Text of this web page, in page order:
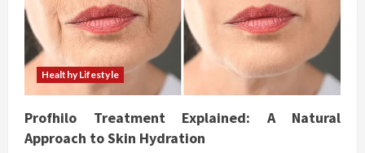
n
Healthy Lifestyle
Profhilo Treatment Explained: A Natural
Approach to Skin Hydration